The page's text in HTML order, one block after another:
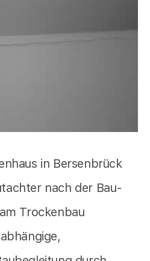
in Bersenbrück
nach der Bau-
Trockenbau